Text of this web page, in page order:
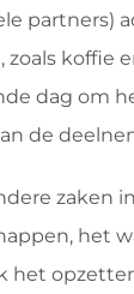
partners)
koffie
dag om
de
zaken
het
het